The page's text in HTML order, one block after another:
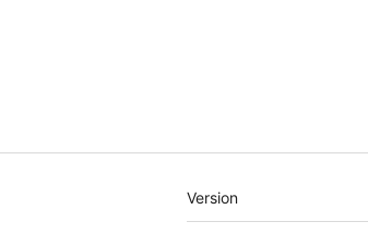
Meta
Version